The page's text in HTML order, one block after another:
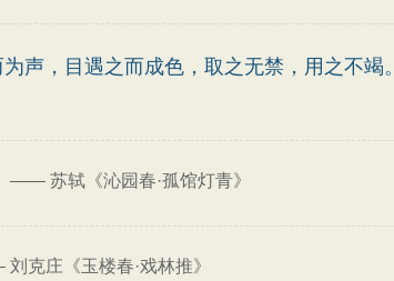
声，目遇之而成色，取之无禁，用之不竭。
—— 苏轼《沁园春·孤馆灯青》
刘克庄《玉楼春·戏林推》